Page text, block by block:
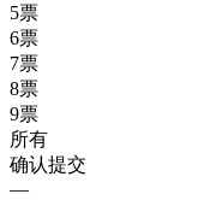
5票
6票
7票
8票
9票
所有
确认提交
—